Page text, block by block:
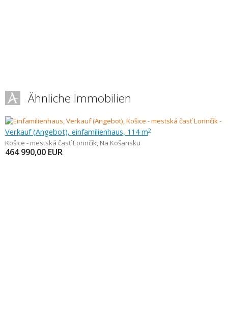
Ähnliche Immobilien
Verkauf (Angebot), einfamilienhaus, 114 m2
Košice - mestská časť Lorinčík, Na Košarisku
464 990,00 EUR